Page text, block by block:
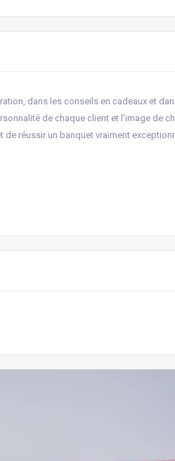
dans les conseils en cadeaux et
de chaque client et l’image de
réussir un banquet vraiment